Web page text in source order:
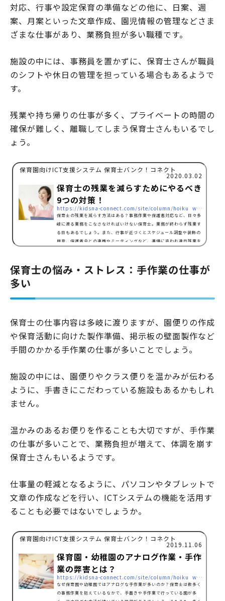
対応、行事や設定保育の準備などの他に、日案、週
案、月案といった文章作成、園児情報の管理などさま
ざまな仕事があり、業務負担が多い職種です。
施設の中には、事務員を置かずに、保育士さんが職員
のシフトや休日の管理を担っている場合もあるようで
す。
残業や持ち帰りの仕事が多く、プライベートの時間の
確保が難しく、離職してしまう保育士さんもいるでし
ょう。
保育園向けICT支援システム 保育士バンク！コネクト
2020.03.02
保育士の残業を減らすためにやるべき
9つの対策！
https://kidsna-connect.com/site/column/hoiku_workstyle/1885
保育士の残業を減らす方法はある？事務作業や保護者対応など、日々多
岐に渡る業務をこなさなければいけない保育士。業務が終わらず残業す
る日もあるでしょう。また、行事が近づくとスケジュール調整や装飾の
用意、保護者会との連携やミーティングなど、準備に追われ連日残業を
つの作業を効率化できる可能性が見えてきます。作業が効率化できれば
業務をスムーズに進めることができ、残業を減らすこ…
保育士の悩み・ストレス：手作業の仕事が
多い
保育士の仕事内容は多岐に渡りますが、園便りの作成
や保育活動に向けた製作準備、掲示板の壁面製作など
手間のかかる手作業の仕事が多いことでしょう。
施設の中には、園便りやクラス便りを温かみが伝わる
ように、手書きにこだわっている施設もあるかもしれ
ません。
温かみのあるお便りを作ることも大切ですが、手作業
の仕事が多いことで、業務負担が増えて、体調を崩す
保育士さんもいるようです。
仕事量の軽減となるように、パソコンやタブレットで
文章の作成などを行い、ICTシステムの機能を活用す
ることも必要ではないでしょうか。
保育園向けICT支援システム 保育士バンク！コネクト
2019.11.06
保育園・幼稚園のアナログ作業・手作
業の弊害とは？
https://kidsna-connect.com/site/column/hoiku_workstyle/1355
なぜ保育園や幼稚園ではアナログな手作業が多いのか？保育士は数多く
の事務作業を抱えているなかで、手書きや手作業で行っている園が多